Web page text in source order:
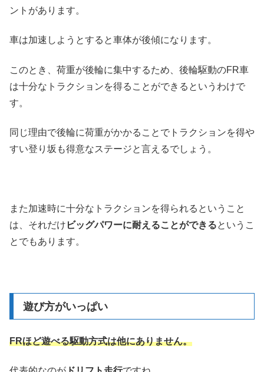
ントがあります。
車は加速しようとすると車体が後傾になります。
このとき、荷重が後輪に集中するため、後輪駆動のFR車
は十分なトラクションを得ることができるというわけで
す。
同じ理由で後輪に荷重がかかることでトラクションを得や
すい登り坂も得意なステージと言えるでしょう。
また加速時に十分なトラクションを得られるということ
は、それだけ ビッグパワーに耐えることができるというこ
とでもあります。
遊び方がいっぱい
FRほど遊べる駆動方式は他にありません。